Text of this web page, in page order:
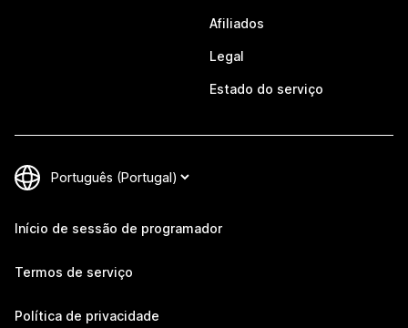
Afiliados
Legal
Estado do serviço
Início de sessão de programador
Termos de serviço
Política de privacidade